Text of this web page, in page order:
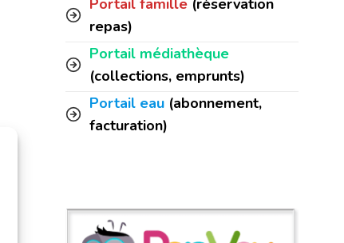
Portail famille (réservation
repas)
Portail médiathèque
(collections, emprunts)
Portail eau (abonnement,
facturation)